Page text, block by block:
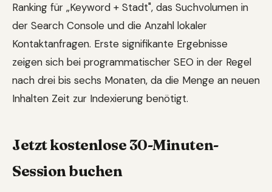
Ranking für „Keyword + Stadt", das Suchvolumen in
der Search Console und die Anzahl lokaler
Kontaktanfragen. Erste signifikante Ergebnisse
zeigen sich bei programmatischer SEO in der Regel
nach drei bis sechs Monaten, da die Menge an neuen
Inhalten Zeit zur Indexierung benötigt.
Jetzt kostenlose 30-Minuten-
Session buchen